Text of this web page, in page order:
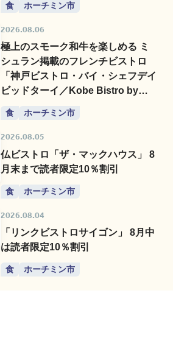
食 ホーチミン市
2026.08.06
極上のスモーク和牛を楽しめる ミ
シュラン掲載のフレンチビストロ
「神戸ビストロ・バイ・シェフデイ
ビッドターイ／Kobe Bistro by
食 ホーチミン市
2026.08.05
仏ビストロ「ザ・マックハウス」 8
月末まで読者限定10％割引
食 ホーチミン市
2026.08.04
「リンクビストロサイゴン」 8月中
は読者限定10％割引
食 ホーチミン市